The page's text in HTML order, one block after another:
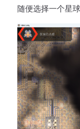
随便选择一个星